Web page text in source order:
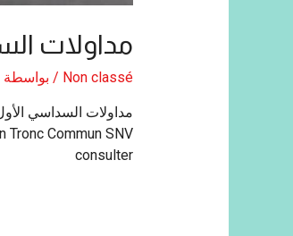
مداولات
Non classé / بواسطة
Commun SNV
consulter